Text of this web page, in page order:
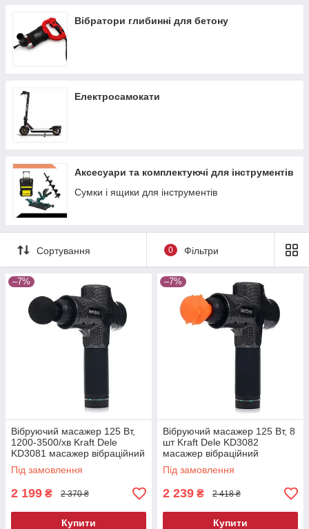
Вібратори глибинні для бетону
Електросамокати
Аксесуари та комплектуючі для інструментів
Сумки і ящики для інструментів
Сортування 0 Фільтри
–7%
Вібруючий масажер 125 Вт,
1200-3500/хв Kraft Dele
KD3081 масажер вібраційний
Під замовлення
2 199 ₴ 2 370 ₴
Купити
–7%
Вібруючий масажер 125 Вт, 8
шт Kraft Dele KD3082
масажер вібраційний
Під замовлення
2 239 ₴ 2 418 ₴
Купити